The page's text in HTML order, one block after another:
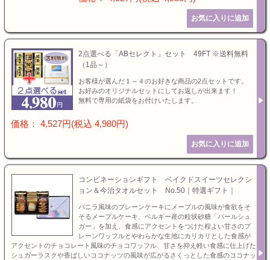
2点選べる「ABセレクト」セット 49FT ※送料無料
（1品～）
お客様が選んだ１～４のお好きな商品の2点セットです。
お好みのオリジナルセットにしてお返しが出来ます！
無料で専用の紙袋をお付けいたします。
価格： 4,527円(税込 4,980円)
コンビネーションギフト ベイクドスイーツセレクシ
ョン＆今治タオルセット No.50｜特選ギフト｜
バニラ風味のプレーンケーキにメープルの風味が食欲をそ
そるメープルケーキ、ベルギー産の粒状砂糖「パールシュ
ガー」を加え、食感にアクセントをつけた程よい甘さのプ
レーンワッフルとやわらかな生地にカリカリとした食感が
アクセントのチョコレート風味のチョコワッフル、甘さを抑え軽い食感に仕上げた
シュガーラスクや香ばしいココナッツの風味が広がるさくっとした食感のココナッ